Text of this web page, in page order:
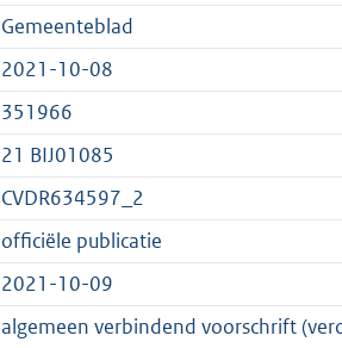
Gemeenteblad
2021-10-08
351966
21 BIJ01085
CVDR634597_2
officiële publicatie
2021-10-09
algemeen verbindend voorschrift